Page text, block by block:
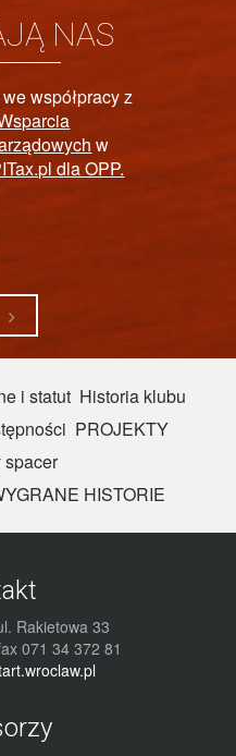
NAS
i statut Historia klubu
PROJEKTY
HISTORIE
Rakietowa 33
071 34 372 81